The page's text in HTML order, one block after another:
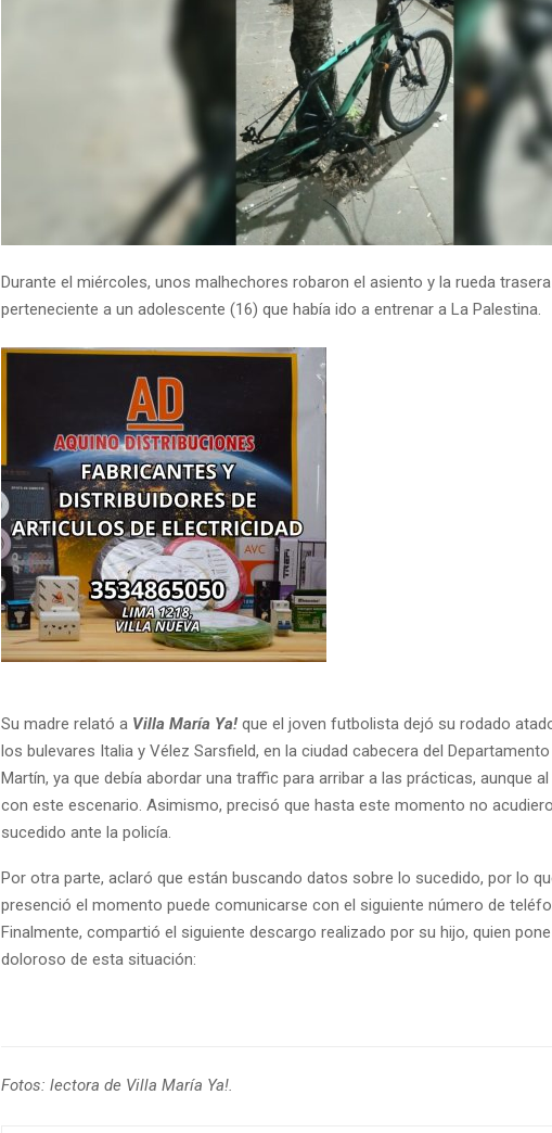
Durante el miércoles, unos malhechores robaron el asiento y la rueda
perteneciente a un adolescente (16) que había ido a entrenar a La Palestina.
Su madre relató a Villa María Ya! que el joven futbolista dejó su rodado
los bulevares Italia y Vélez Sarsfield, en la ciudad cabecera del Departamento
Martín, ya que debía abordar una traffic para arribar a las prácticas, aunque
con este escenario. Asimismo, precisó que hasta este momento no
sucedido ante la policía.
Por otra parte, aclaró que están buscando datos sobre lo sucedido, por lo
presenció el momento puede comunicarse con el siguiente número de
Finalmente, compartió el siguiente descargo realizado por su hijo, quien
doloroso de esta situación:
Fotos: lectora de Villa María Ya!.